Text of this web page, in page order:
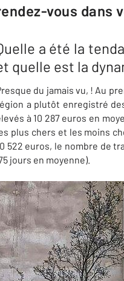
vous dans
a été la
quelle est la
du jamais vu, ! Au
a plutôt enregistré
à 10 287 euros en
plus chers et les moins
522 euros, le nombre de
jours en moyenne).